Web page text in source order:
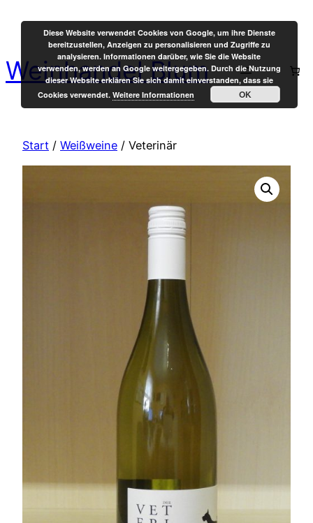
springen
Weinhandel Blum
Start / Weißweine / Veterinär
Diese Website verwendet Cookies von Google, um ihre Dienste
bereitzustellen, Anzeigen zu personalisieren und Zugriffe zu
analysieren. Informationen darüber, wie Sie die Website
verwenden, werden an Google weitergegeben. Durch die Nutzung
dieser Website erklären Sie sich damit einverstanden, dass sie
Cookies verwendet.Weitere Informationen OK